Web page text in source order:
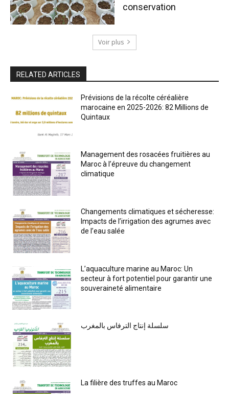
conservation
Voir plus
RELATED ARTICLES
Prévisions de la récolte céréalière
marocaine en 2025-2026: 82 Millions de
Quintaux
Management des rosacées fruitières au
Maroc à l’épreuve du changement
climatique
Changements climatiques et sécheresse:
Impacts de l’irrigation des agrumes avec
de l’eau salée
L’aquaculture marine au Maroc: Un
secteur à fort potentiel pour garantir une
souveraineté alimentaire
سلسلة إنتاج الترفاس بالمغرب
La filière des truffes au Maroc